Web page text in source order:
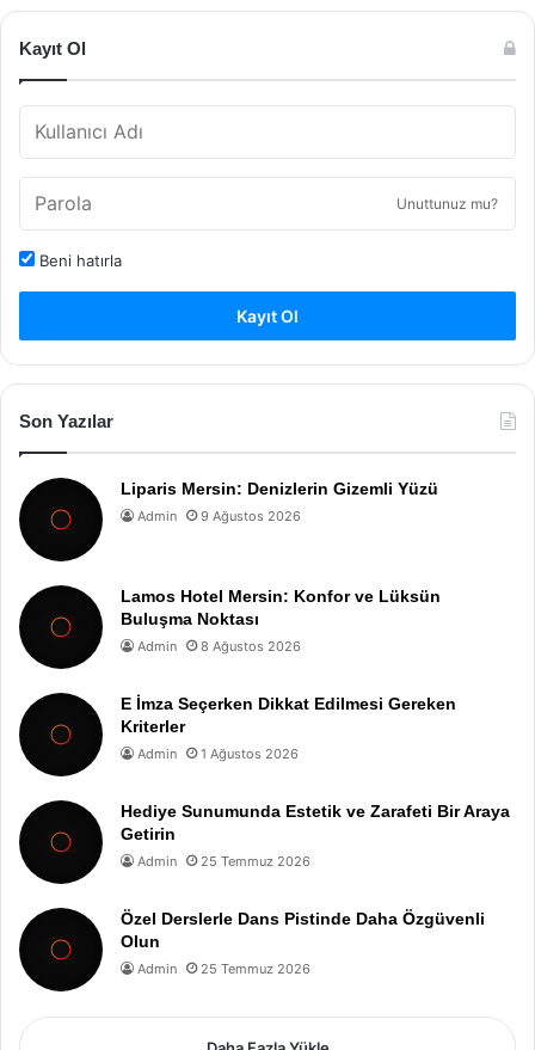
Kayıt Ol
Unuttunuz mu?
Beni hatırla
Kayıt Ol
Son Yazılar
Liparis Mersin: Denizlerin Gizemli Yüzü
Admin 9 Ağustos 2026
Lamos Hotel Mersin: Konfor ve Lüksün
Buluşma Noktası
Admin 8 Ağustos 2026
E İmza Seçerken Dikkat Edilmesi Gereken
Kriterler
Admin 1 Ağustos 2026
Hediye Sunumunda Estetik ve Zarafeti Bir Araya
Getirin
Admin 25 Temmuz 2026
Özel Derslerle Dans Pistinde Daha Özgüvenli
Olun
Admin 25 Temmuz 2026